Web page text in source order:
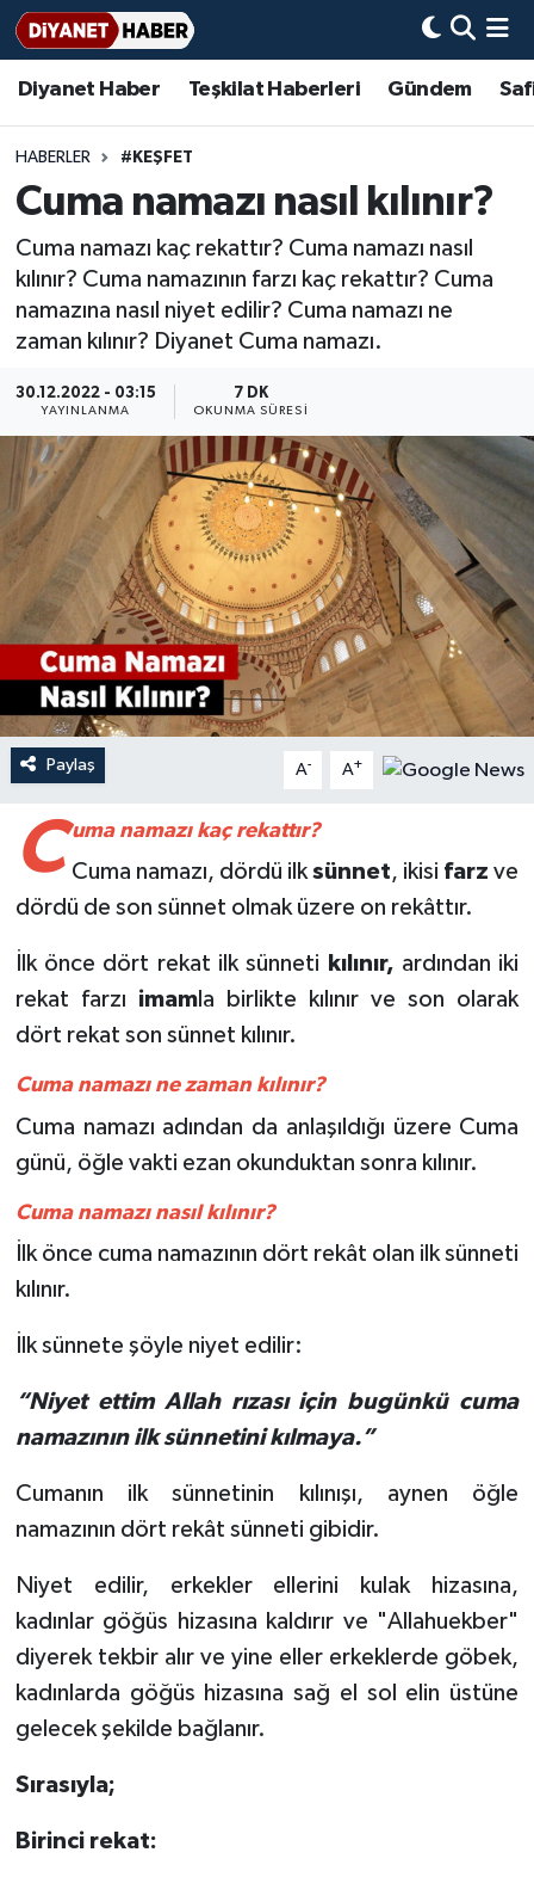
Diyanet Haber Teşkilat Haberleri Gündem
HABERLER #KEŞFET
Cuma namazı nasıl kılınır?
Cuma namazı kaç rekattır? Cuma namazı nasıl
kılınır? Cuma namazının farzı kaç rekattır? Cuma
namazına nasıl niyet edilir? Cuma namazı ne
zaman kılınır? Diyanet Cuma namazı.
30.12.2022 - 03:15
YAYINLANMA
7 DK
OKUNMA SÜRESI
Paylaş A- A+
C uma namazı kaç rekattır?
Cuma namazı, dördü ilksünnet, ikisi farz ve
dördü de son sünnet olmak üzere on rekâttır.
İlk önce dört rekat ilk sünneti kılınır, ardından iki
rekat farzı imamla birlikte kılınır ve son olarak
dört rekat son sünnet kılınır.
Cuma namazı ne zaman kılınır?
Cuma namazı adından da anlaşıldığı üzere Cuma
günü, öğle vakti ezan okunduktan sonra kılınır.
Cuma namazı nasıl kılınır?
İlk önce cuma namazının dört rekât olan ilk sünneti
kılınır.
İlk sünnete şöyle niyet edilir:
“Niyet ettim Allah rızası için bugünkü cuma
namazının ilk sünnetini kılmaya.”
Cumanın ilk sünnetinin kılınışı, aynen öğle
namazının dört rekât sünneti gibidir.
Niyet edilir, erkekler ellerini kulak hizasına,
kadınlar göğüs hizasına kaldırır ve "Allahuekber"
diyerek tekbir alır ve yine eller erkeklerde göbek,
kadınlarda göğüs hizasına sağ el sol elin üstüne
gelecek şekilde bağlanır.
Sırasıyla;
Birinci rekat:
Diyanet Haber
Teşkilat Haberleri
Adana Müftülüğü
Adıyaman Müftülüğü
Afyonkarahisar Müftülüğü
Ağrı Müftülüğü
Aksaray Müftülüğü
Amasya Müftülüğü
Ankara Müftülüğü
Antalya Müftülüğü
Ardahan Müftülüğü
Artvin Müftülüğü
Aydın Müftülüğü
Balıkesir Müftülüğü
Bartın Müftülüğü
Batman Müftülüğü
Bilecik Müftülüğü
Bitlis Müftülüğü
Burdur Müftülüğü
Çankırı Müftülüğü
Çorum Müftülüğü
Diyarbakır Müftülüğü
Düzce Müftülüğü
Edirne Müftülüğü
Elazığ Müftülüğü
Gündem
#Keşfet
Bir Ayet
Bir Hikaye
Biyografiler
Dini kavramlar
Diyanet Bilgi
Diyanet Takvimi
Dualar
Hadislerle İslam
Kudüs
Kurban
Mukabele
Peygamberimizin Hayatı
Ramazan
Sahabeler
Basında Bugün
DİYANET eKİTAP
Diyanet Dergi
Aile Dergisi
Aylık Dergi
TDV
Hutbeler
DİYANET AKADEMİ
DİYANET GENÇLİK
DİYANET RADYO/TV
DEPREM
Dünya
İmam Hatip Okulları
Kültür-Sanat
Sağlık
Başmakale
Ekonomi
Hadis-i Şerifler
Hayat Okumaları
Bilim, Teknoloji
Biyografiler
İhtida Haberleri
Nöbetçi Eczaneler
Hava Durumu
Ankara Namaz Vakitleri
Trafik Durumu
Süper Lig Puan Durumu ve Fikstür
Tüm Manşetler
Son Dakika Haberleri
Haber Arşivi